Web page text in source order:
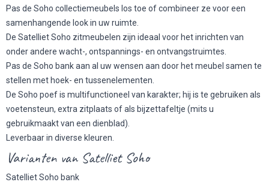
Pas de Soho collectiemeubels los toe of combineer ze voor een
samenhangende look in uw ruimte.
De Satelliet Soho zitmeubelen zijn ideaal voor het inrichten van
onder andere wacht-, ontspannings- en ontvangstruimtes.
Pas de Soho bank aan al uw wensen aan door het meubel samen te
stellen met hoek- en tussenelementen.
De Soho poef is multifunctioneel van karakter; hij is te gebruiken als
voetensteun, extra zitplaats of als bijzettafeltje (mits u
gebruikmaakt van een dienblad).
Leverbaar in diverse kleuren.
Varianten van Satelliet Soho
Satelliet Soho bank